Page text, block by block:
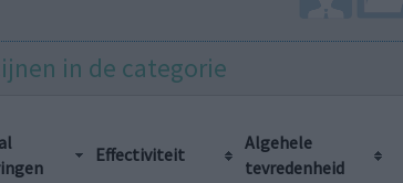
in de categorie
Effectiviteit
Algehele
tevredenheid